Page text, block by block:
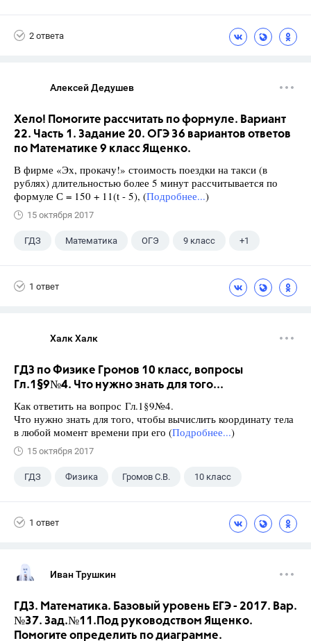
2 ответа
Алексей Дедушев
Хело! Помогите рассчитать по формуле. Вариант
22. Часть 1. Задание 20. ОГЭ 36 вариантов ответов
по Математике 9 класс Ященко.
В фирме «Эх, прокачу!» стоимость поездки на такси (в
рублях) длительностью более 5 минут рассчитывается по
формуле С = 150 + 11(t - 5), (Подробнее...)
15 октября 2017
ГДЗ Математика ОГЭ 9 класс +1
1 ответ
Халк Халк
ГДЗ по Физике Громов 10 класс, вопросы
Гл.1§9№4. Что нужно знать для того...
Как ответить на вопрос Гл.1§9№4.
Что нужно знать для того, чтобы вычислить координату тела
в любой момент времени при его (Подробнее...)
15 октября 2017
ГДЗ Физика Громов С.В. 10 класс
1 ответ
Иван Трушкин
ГДЗ. Математика. Базовый уровень ЕГЭ - 2017. Вар.
№37. Зад.№11.Под руководством Ященко.
Помогите определить по диаграмме.